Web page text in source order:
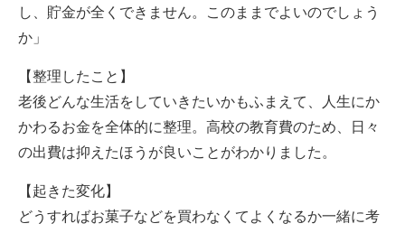
し、貯金が全くできません。このままでよいのでしょう
か」
【整理したこと】
老後どんな生活をしていきたいかもふまえて、人生にか
かわるお金を全体的に整理。高校の教育費のため、日々
の出費は抑えたほうが良いことがわかりました。
【起きた変化】
どうすればお菓子などを買わなくてよくなるか一緒に考